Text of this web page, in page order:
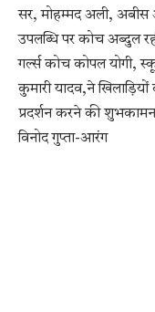
सर, मोहम्मद अली, अबीस
उपलब्धि पर कोच अब्दुल
गर्ल्स कोच कोपल योगी,
कुमारी यादव,ने
प्रदर्शन करने की
विनोद गुप्ता-आरंग